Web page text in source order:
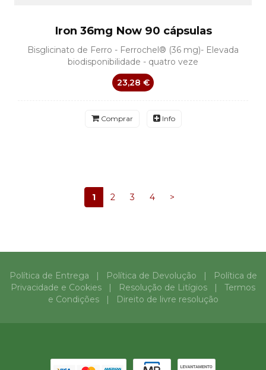
Iron 36mg Now 90 cápsulas
Bisglicinato de Ferro - Ferrochel® (36 mg)- Elevada
biodisponibilidade - quatro veze
23,28 €
Comprar Info
1 2 3 4 >
Política de Entrega | Política de Devolução |
Política de
Privacidade e Cookies | Resolução de Litígios | Termos
e Condições| Direito de livre resolução